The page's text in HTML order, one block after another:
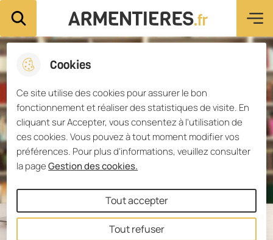
Cookies
Ce site utilise des cookies pour assurer le bon
fonctionnement et réaliser des statistiques de visite. En
cliquant sur Accepter, vous consentez à l'utilisation de
ces cookies. Vous pouvez à tout moment modifier vos
préférences. Pour plus d'informations, veuillez consulter
la pageGestion des cookies.
Tout accepter
Tout refuser
menu
Aller à la
recherche
Aller au
contenu
principal
Consulter
site
Rechercher sur le site
Ville d'Armentières